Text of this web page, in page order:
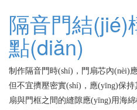
隔音門結(jié)
點(diǎn)
制作隔音門時(shí)，門扇芯內
但不宜擠壓密實(shí)，應(yīng)保
扇與門框之間的縫隙應(yīng)用海